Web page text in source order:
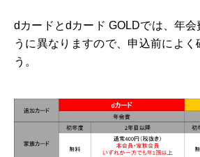
dカードとdカード GOLDでは、年会
うに異なりますので、申込前によく
う。